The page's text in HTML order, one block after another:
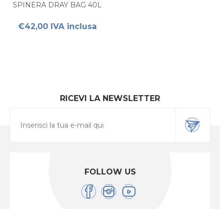
SPINERA DRAY BAG 40L
€42,00 IVA inclusa
RICEVI LA NEWSLETTER
FOLLOW US